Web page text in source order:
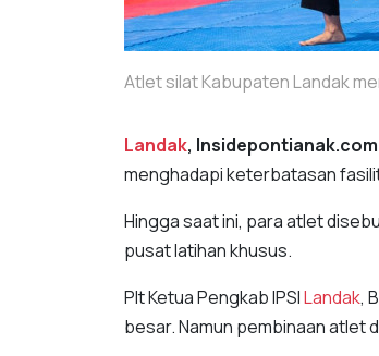
Atlet silat Kabupaten Landak
Landak,
menghadapi keterbatasan
Hingga saat ini, para atlet
pusat latihan khusus.
Plt Ketua Pengkab IPSILandak,
besar. Namun pembinaan atlet